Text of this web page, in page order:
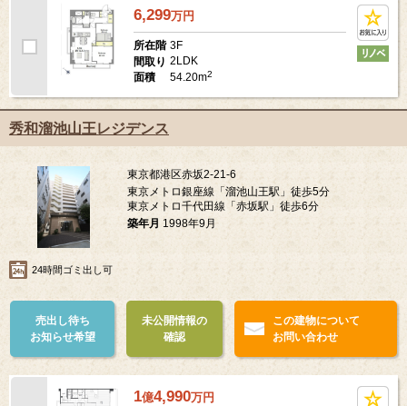
6,299万円
所在階 3F
間取り 2LDK
面積
54.20m2
秀和溜池山王レジデンス
東京都港区赤坂2-21-6
東京メトロ銀座線「溜池山王駅」徒歩5分
東京メトロ千代田線「赤坂駅」徒歩6分
築年月 1998年9月
24時間ゴミ出し可
売出し待ち
お知らせ希望
未公開情報の
確認
この建物について
お問い合わせ
1億4,990万円